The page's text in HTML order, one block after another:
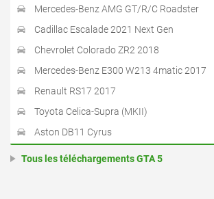
Mercedes-Benz AMG GT/R/C Roadster
Cadillac Escalade 2021 Next Gen
Chevrolet Colorado ZR2 2018
Mercedes-Benz E300 W213 4matic 2017
Renault RS17 2017
Toyota Celica-Supra (MKII)
Aston DB11 Cyrus
Tous les téléchargements GTA 5